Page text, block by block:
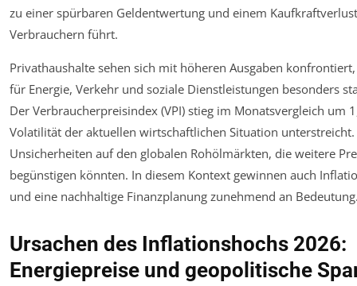
zu einer spürbaren Geldentwertung und einem
Verbrauchern führt.
Privathaushalte sehen sich mit höheren Ausgaben
für Energie, Verkehr und soziale Dienstleistungen besonders
Der Verbraucherpreisindex (VPI) stieg im Monatsvergleich um
Volatilität der aktuellen wirtschaftlichen Situation
Unsicherheiten auf den globalen Rohölmärkten, die weitere
begünstigen könnten. In diesem Kontext gewinnen auch
und eine nachhaltige Finanzplanung zunehmend an
Ursachen des Inflationshochs 2026:
Energiepreise und geopolitische